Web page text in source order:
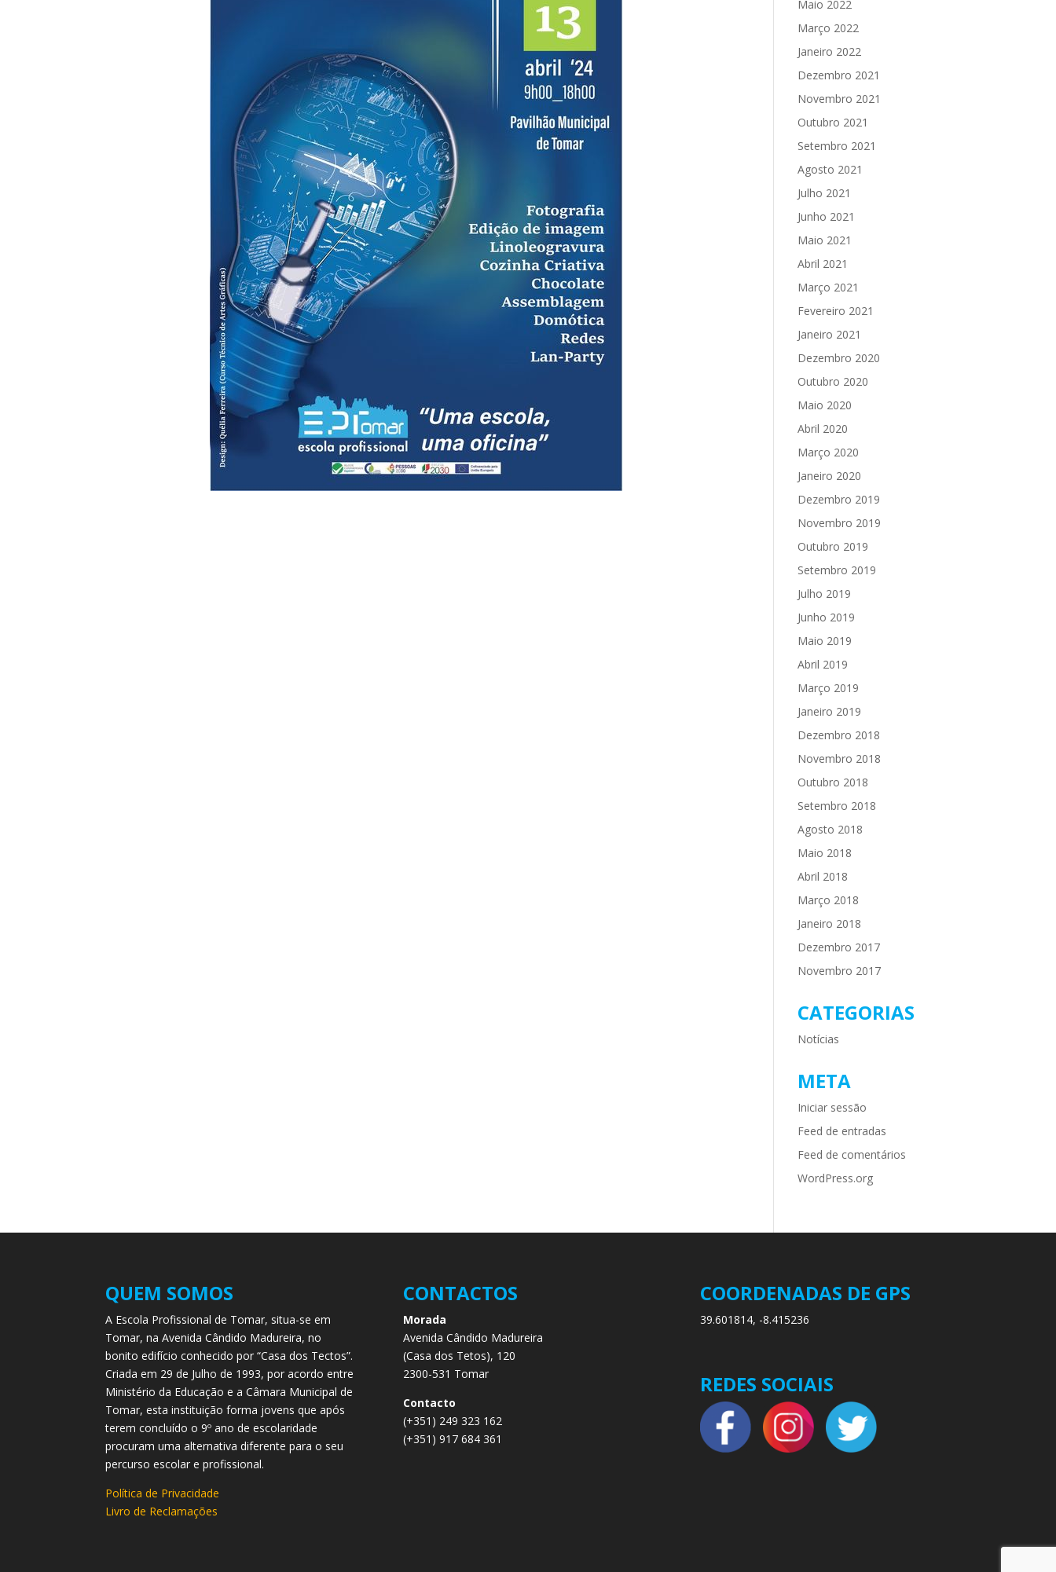
Maio 2022
Março 2022
Janeiro 2022
Dezembro 2021
Novembro 2021
Outubro 2021
Setembro 2021
Agosto 2021
Julho 2021
Junho 2021
Maio 2021
Abril 2021
Março 2021
Fevereiro 2021
Janeiro 2021
Dezembro 2020
Outubro 2020
Maio 2020
Abril 2020
Março 2020
Janeiro 2020
Dezembro 2019
Novembro 2019
Outubro 2019
Setembro 2019
Julho 2019
Junho 2019
Maio 2019
Abril 2019
Março 2019
Janeiro 2019
Dezembro 2018
Novembro 2018
Outubro 2018
Setembro 2018
Agosto 2018
Maio 2018
Abril 2018
Março 2018
Janeiro 2018
Dezembro 2017
Novembro 2017
CATEGORIAS
Notícias
META
Iniciar sessão
Feed de entradas
Feed de comentários
WordPress.org
QUEM SOMOS
A Escola Profissional de Tomar, situa-se em
Tomar, na Avenida Cândido Madureira, no
bonito edifício conhecido por “Casa dos Tectos”.
Criada em 29 de Julho de 1993, por acordo entre
Ministério da Educação e a Câmara Municipal de
Tomar, esta instituição forma jovens que após
terem concluído o 9º ano de escolaridade
procuram uma alternativa diferente para o seu
percurso escolar e profissional.
Política de Privacidade
Livro de Reclamações
CONTACTOS
Morada
Avenida Cândido Madureira
(Casa dos Tetos), 120
2300-531 Tomar
Contacto
(+351) 249 323 162
(+351) 917 684 361
COORDENADAS DE GPS
39.601814, -8.415236
REDES SOCIAIS